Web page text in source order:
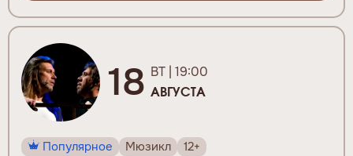
18 ВТ | 19:00
АВГУСТА
Популярное Мюзикл 12+